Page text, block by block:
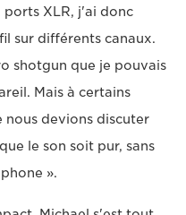
ports XLR, j'ai donc
sur différents canaux.
shotgun que je pouvais
Mais à certains
nous devions discuter
le son soit pur, sans
».